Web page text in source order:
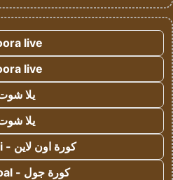
live
live
يلا
يلا
كورة اون لاين - kora onli
كورة جول - kora goal